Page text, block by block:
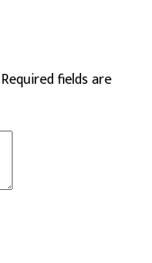
Required fields are